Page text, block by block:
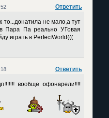
Ответить
то...донатила не мало,а тут
Пара Па реально УГовая
играть в PerfectWorld(((
Ответить
вообще офонарели!!!!